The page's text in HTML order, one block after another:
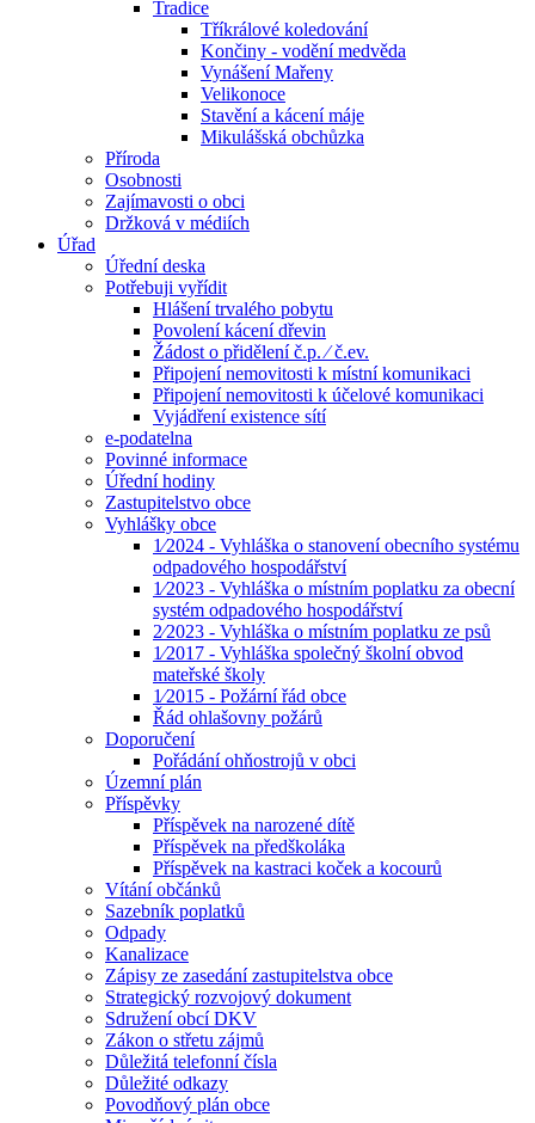
Tradice
Tříkrálové koledování
Končiny - vodění medvěda
Vynášení Mařeny
Velikonoce
Stavění a kácení máje
Mikulášská obchůzka
Příroda
Osobnosti
Zajímavosti o obci
Držková v médiích
Úřad
Úřední deska
Potřebuji vyřídit
Hlášení trvalého pobytu
Povolení kácení dřevin
Žádost o přidělení č.p. ⁄ č.ev.
Připojení nemovitosti k místní komunikaci
Připojení nemovitosti k účelové komunikaci
Vyjádření existence sítí
e-podatelna
Povinné informace
Úřední hodiny
Zastupitelstvo obce
Vyhlášky obce
1⁄2024 - Vyhláška o stanovení obecního systému
odpadového hospodářství
1⁄2023 - Vyhláška o místním poplatku za obecní
systém odpadového hospodářství
2⁄2023 - Vyhláška o místním poplatku ze psů
1⁄2017 - Vyhláška společný školní obvod
mateřské školy
1⁄2015 - Požární řád obce
Řád ohlašovny požárů
Doporučení
Pořádání ohňostrojů v obci
Územní plán
Příspěvky
Příspěvek na narozené dítě
Příspěvek na předškoláka
Příspěvek na kastraci koček a kocourů
Vítání občánků
Sazebník poplatků
Odpady
Kanalizace
Zápisy ze zasedání zastupitelstva obce
Strategický rozvojový dokument
Sdružení obcí DKV
Zákon o střetu zájmů
Důležitá telefonní čísla
Důležité odkazy
Povodňový plán obce